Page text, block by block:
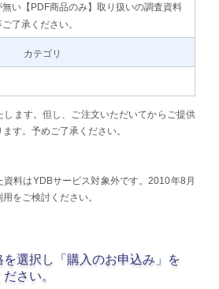
い【PDF商品のみ】取り扱いの調査資料
了承ください。
カテゴリ
します。但し、ご注文いただいてからご提供
す。予めご了承ください。
料はYDBサービス対象外です。2010年8月
をご検討ください。
を選択し「購入のお申込み」を
さい。